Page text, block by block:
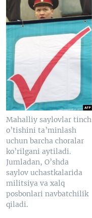
Mahalliy saylovlar tinch
o’tishini ta’minlash
uchun barcha choralar
ko’rilgani aytiladi.
Jumladan, O’shda
saylov uchastkalarida
militsiya va xalq
posbonlari navbatchilik
qiladi.